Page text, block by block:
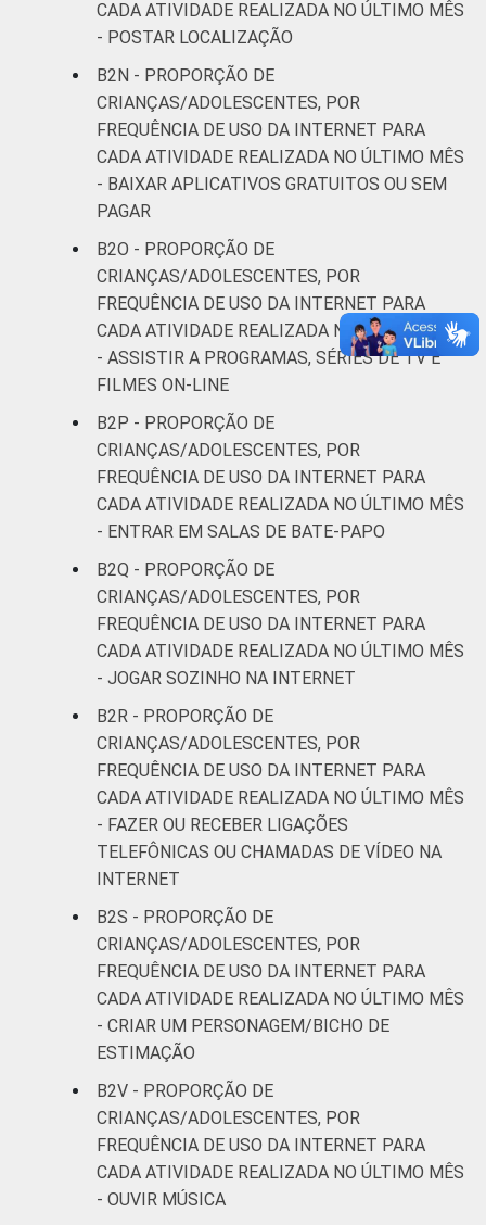
CADA ATIVIDADE REALIZADA NO ÚLTIMO MÊS
- POSTAR LOCALIZAÇÃO
B2N - PROPORÇÃO DE
CRIANÇAS/ADOLESCENTES, POR
FREQUÊNCIA DE USO DA INTERNET PARA
CADA ATIVIDADE REALIZADA NO ÚLTIMO MÊS
- BAIXAR APLICATIVOS GRATUITOS OU SEM
PAGAR
B2O - PROPORÇÃO DE
CRIANÇAS/ADOLESCENTES, POR
FREQUÊNCIA DE USO DA INTERNET PARA
CADA ATIVIDADE REALIZADA NO ÚLTIMO MÊS
- ASSISTIR A PROGRAMAS, SÉRIES DE TV E
FILMES ON-LINE
B2P - PROPORÇÃO DE
CRIANÇAS/ADOLESCENTES, POR
FREQUÊNCIA DE USO DA INTERNET PARA
CADA ATIVIDADE REALIZADA NO ÚLTIMO MÊS
- ENTRAR EM SALAS DE BATE-PAPO
B2Q - PROPORÇÃO DE
CRIANÇAS/ADOLESCENTES, POR
FREQUÊNCIA DE USO DA INTERNET PARA
CADA ATIVIDADE REALIZADA NO ÚLTIMO MÊS
- JOGAR SOZINHO NA INTERNET
B2R - PROPORÇÃO DE
CRIANÇAS/ADOLESCENTES, POR
FREQUÊNCIA DE USO DA INTERNET PARA
CADA ATIVIDADE REALIZADA NO ÚLTIMO MÊS
- FAZER OU RECEBER LIGAÇÕES
TELEFÔNICAS OU CHAMADAS DE VÍDEO NA
INTERNET
B2S - PROPORÇÃO DE
CRIANÇAS/ADOLESCENTES, POR
FREQUÊNCIA DE USO DA INTERNET PARA
CADA ATIVIDADE REALIZADA NO ÚLTIMO MÊS
- CRIAR UM PERSONAGEM/BICHO DE
ESTIMAÇÃO
B2V - PROPORÇÃO DE
CRIANÇAS/ADOLESCENTES, POR
FREQUÊNCIA DE USO DA INTERNET PARA
CADA ATIVIDADE REALIZADA NO ÚLTIMO MÊS
- OUVIR MÚSICA